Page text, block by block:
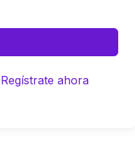
Regístrate ahora